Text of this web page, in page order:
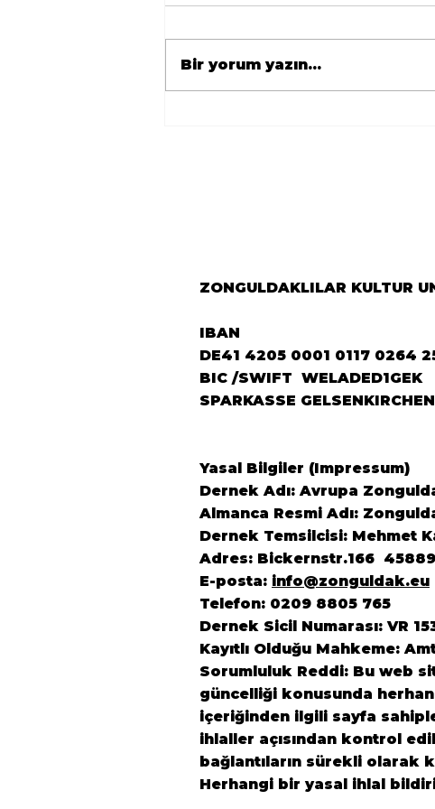
Bir yorum yazın...
ZONGULDAKLILAR KULTUR
IBAN
DE41 4205 0001 0117 0264
BIC /SWIFT WELADED1GEK
SPARKASSE GELSENKIRCHEN
Yasal Bilgiler (Impressum)
Dernek Adı: Avrupa
Almanca Resmi Adı:
Dernek Temsilcisi: Mehmet
Adres: Bickernstr.166
E-posta: info@zonguldak.eu
Telefon: 0209 8805 765
Dernek Sicil Numarası: VR
Kayıtlı Olduğu Mahkeme:
Sorumluluk Reddi: Bu web
güncelliği konusunda
içeriğinden ilgili sayfa
ihlaller açısından kontrol
bağlantıların sürekli olarak
Herhangi bir yasal ihlal